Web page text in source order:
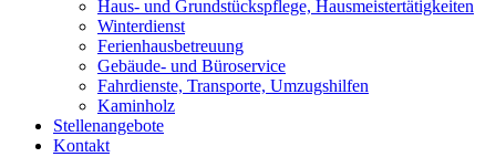
Haus- und Grundstückspflege, Hausmeistertätigkeiten
Winterdienst
Ferienhausbetreuung
Gebäude- und Büroservice
Fahrdienste, Transporte, Umzugshilfen
Kaminholz
Stellenangebote
Kontakt